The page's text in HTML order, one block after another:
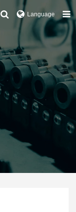
Language